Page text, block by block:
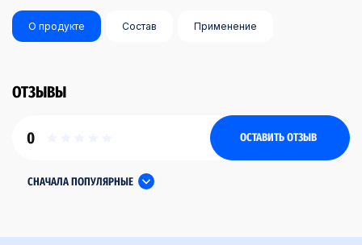
О продукте Состав Применение
ОТЗЫВЫ
0 ОСТАВИТЬ ОТЗЫВ
СНАЧАЛА ПОПУЛЯРНЫЕ